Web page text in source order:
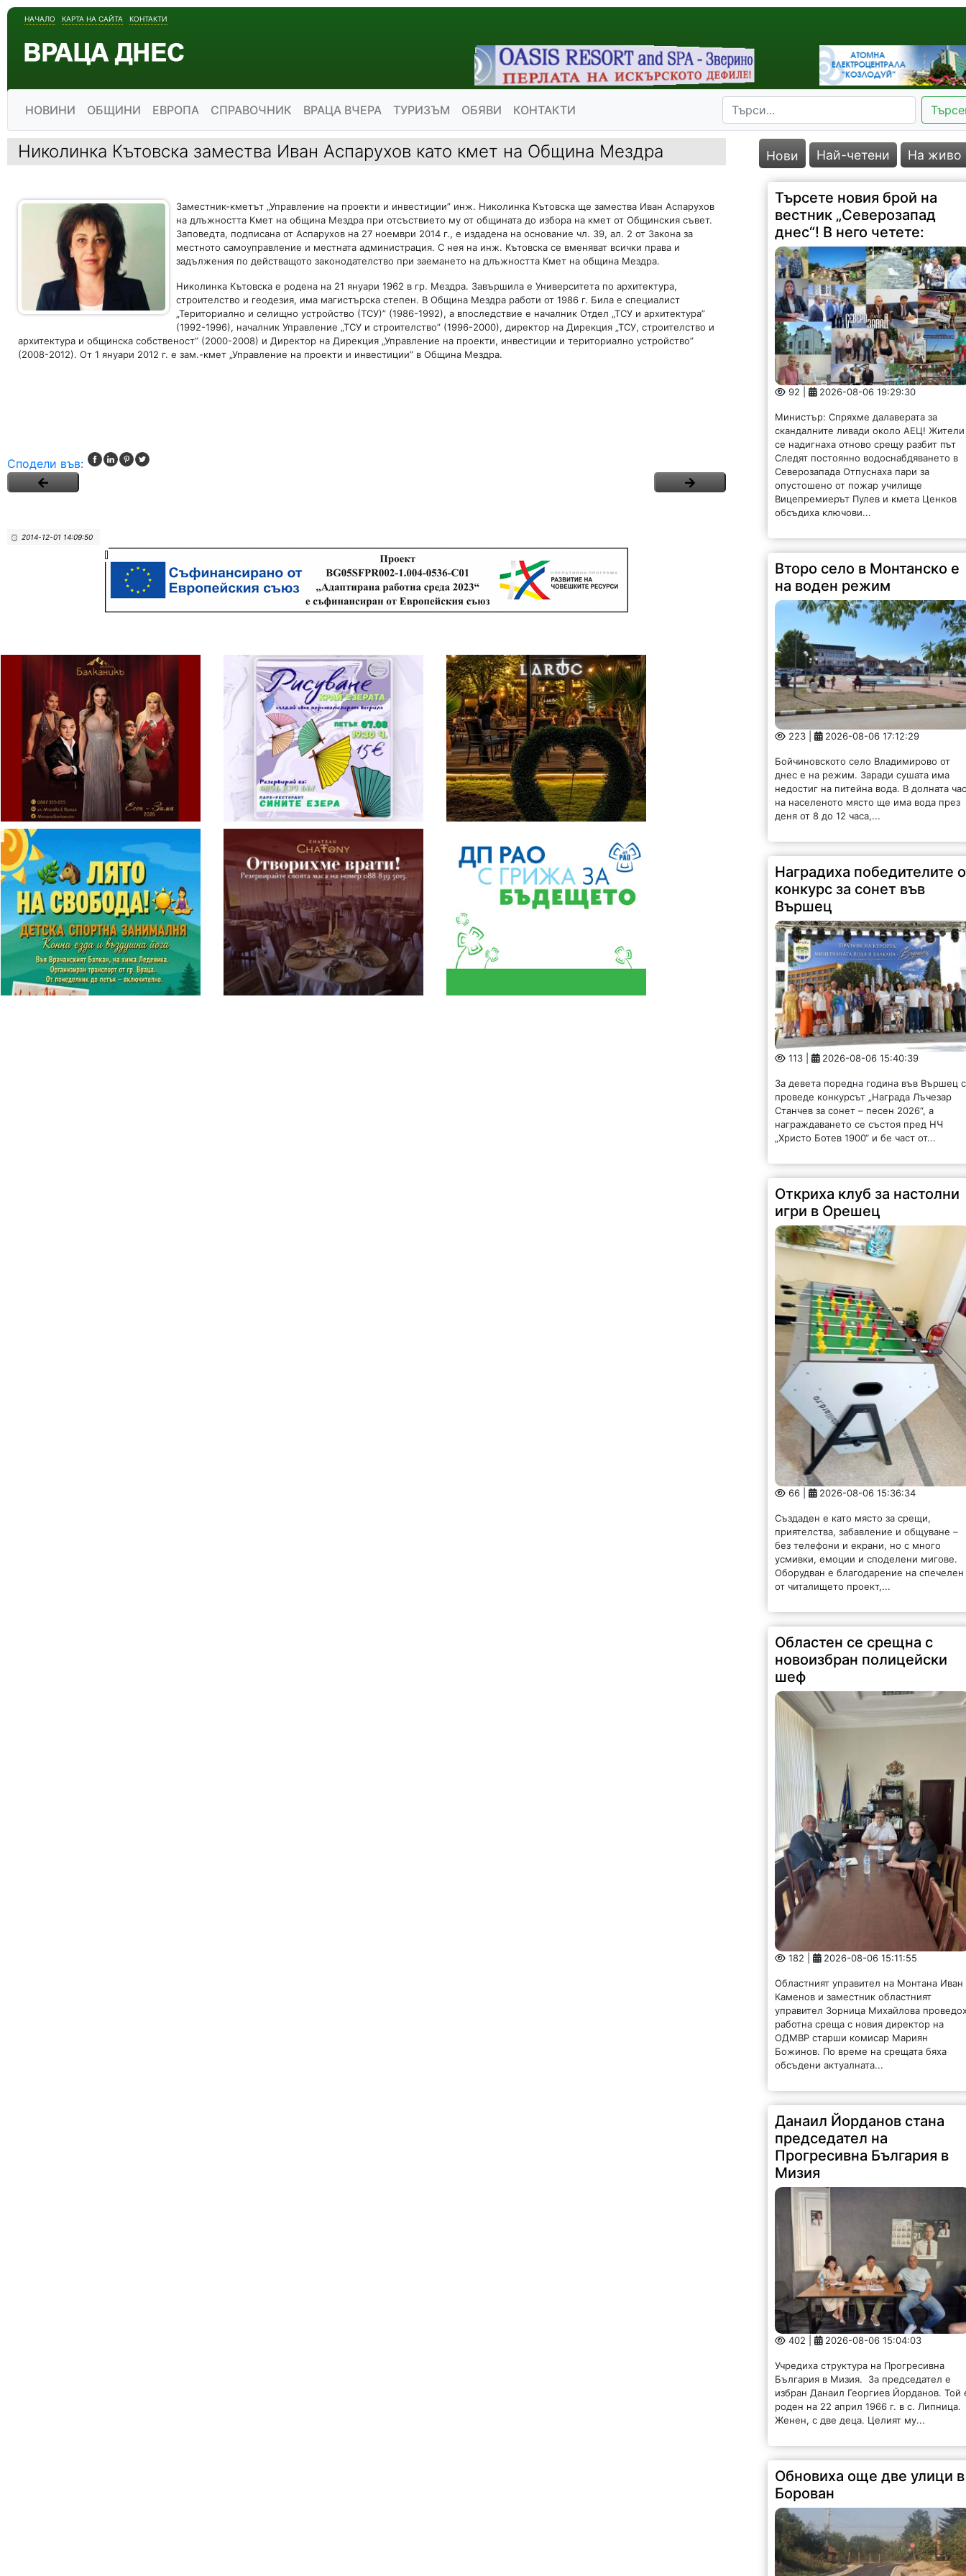
НАЧАЛО КАРТА НА САЙТА КОНТАКТИ
НОВИНИ ОБЩИНИ ЕВРОПА СПРАВОЧНИК ВРАЦА ВЧЕРА ТУРИЗЪМ ОБЯВИ КОНТАКТИ
Николинка Кътовска замества Иван Аспарухов като кмет на Община Мездра
Заместник-кметът „Управление на проекти и инвестиции” инж. Николинка Кътовска ще замества Иван Аспарухов
на длъжността Кмет на община Мездра при отсъствието му от общината до избора на кмет от Общинския съвет.
Заповедта, подписана от Аспарухов на 27 ноември 2014 г., е издадена на основание чл. 39, ал. 2 от Закона за
местното самоуправление и местната администрация. С нея на инж. Кътовска се вменяват всички права и
задължения по действащото законодателство при заемането на длъжността Кмет на община Мездра.
Николинка Кътовска е родена на 21 януари 1962 в гр. Мездра. Завършила е Университета по архитектура,
строителство и геодезия, има магистърска степен. В Община Мездра работи от 1986 г. Била е специалист
„Териториално и селищно устройство (ТСУ)” (1986-1992), а впоследствие е началник Отдел „ТСУ и архитектура”
(1992-1996), началник Управление „ТСУ и строителство” (1996-2000), директор на Дирекция „ТСУ, строителство и
архитектура и общинска собственост” (2000-2008) и Директор на Дирекция „Управление на проекти, инвестиции и териториално устройство”
(2008-2012). От 1 януари 2012 г. е зам.-кмет „Управление на проекти и инвестиции” в Община Мездра.
Сподели във:
2014-12-01 14:09:50
Нови Най-четени На живо
Търсете новия брой на
вестник „Северозапад
днес“! В него четете:
92 | 2026-08-06 19:29:30
Министър: Спряхме далаверата за
скандалните ливади около АЕЦ! Жители
се надигнаха отново срещу разбит път
Следят постоянно водоснабдяването в
Северозапада Отпуснаха пари за
опустошено от пожар училище
Вицепремиерът Пулев и кмета Ценков
обсъдиха ключови...
Второ село в Монтанско е
на воден режим
223 | 2026-08-06 17:12:29
Бойчиновското село Владимирово от
днес е на режим. Заради сушата има
недостиг на питейна вода. В долната
на населеното място ще има вода през
деня от 8 до 12 часа,...
Наградиха победителите
конкурс за сонет във
Вършец
113 | 2026-08-06 15:40:39
За девета поредна година във Вършец
проведе конкурсът „Награда Лъчезар
Станчев за сонет – песен 2026“, а
награждаването се състоя пред НЧ
„Христо Ботев 1900“ и бе част от...
Откриха клуб за настолни
игри в Орешец
66 | 2026-08-06 15:36:34
Създаден е като място за срещи,
приятелства, забавление и общуване –
без телефони и екрани, но с много
усмивки, емоции и споделени мигове.
Оборудван е благодарение на спечелен
от читалището проект,...
Областен се срещна с
новоизбран полицейски
шеф
182 | 2026-08-06 15:11:55
Областният управител на Монтана Иван
Каменов и заместник областният
управител Зорница Михайлова
работна среща с новия директор на
ОДМВР старши комисар Мариян
Божинов. По време на срещата бяха
обсъдени актуалната...
Данаил Йорданов стана
председател на
Прогресивна България в
Мизия
402 | 2026-08-06 15:04:03
Учредиха структура на Прогресивна
България в Мизия. За председател е
избран Данаил Георгиев Йорданов. Той
роден на 22 април 1966 г. в с. Липница.
Женен, с две деца. Целият му...
Обновиха още две улици в
Борован